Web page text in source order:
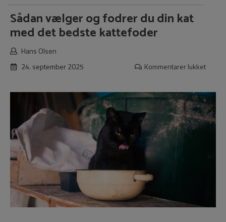
Sådan vælger og fodrer du din kat
med det bedste kattefoder
Hans Olsen
24. september 2025
Kommentarer lukket
og
fodrer
du